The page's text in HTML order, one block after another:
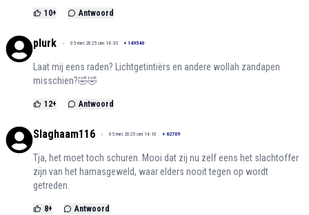
10+ Antwoord
plurk 05 mei 2025 om 14:35 + 149540
Laat mij eens raden? Lichtgetintiërs en andere wollah zandapen
misschien?🤣🤣
12+ Antwoord
Slaghaam116 05 mei 2025 om 14:10 + 62709
Tja, het moet toch schuren. Mooi dat zij nu zelf eens het slachtoffer
zijn van het hamasgeweld, waar elders nooit tegen op wordt
getreden.
8+ Antwoord